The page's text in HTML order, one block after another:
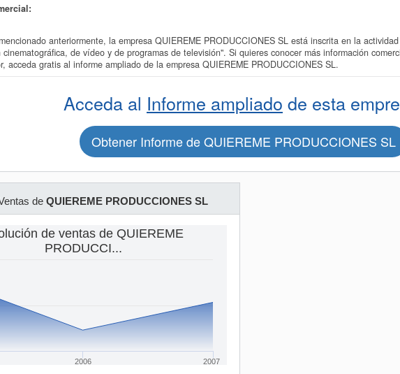
anteriormente, la empresa QUIEREME PRODUCCIONES SL está inscrita en la
cinematográfica, de vídeo y de programas de televisión". Si quieres conocer más información
acceda gratis al informe ampliado de la empresa QUIEREME PRODUCCIONES SL.
Acceda al Informe ampliado de esta
Obtener Informe de QUIEREME PRODUCCIONES SL
de QUIEREME PRODUCCIONES SL
de ventas de QUIEREME
PRODUCCI...
2006 2007